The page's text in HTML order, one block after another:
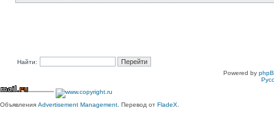
Найти:
Powered by
Объявления Advertisement Management . Перевод от FladeX